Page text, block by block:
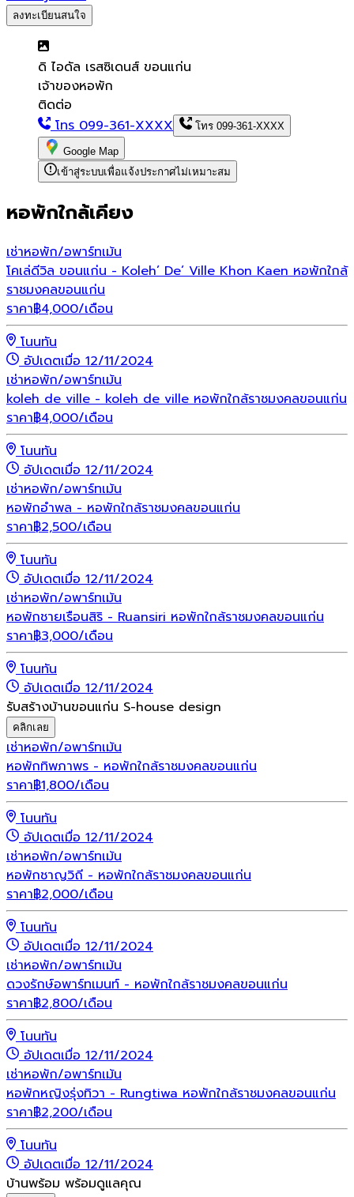
ลงทะเบียนสนใจ
ดิ ไอดัล เรสซิเดนส์ ขอนแก่น
เจ้าของหอพัก
ติดต่อ
โทร099-361-XXXX โทร 099-361-XXXX
Google Map
เข้าสู่ระบบเพื่อแจ้งประกาศไม่เหมาะสม
หอพักใกล้เคียง
เช่าหอพัก/อพาร์ทเม้น
โคเล่ดีวิล ขอนแก่น - Koleh’ De’ Ville Khon Kaen หอพักใกล้
ราชมงคลขอนแก่น
ราคา฿4,000/เดือน
โนนทัน
อัปเดตเมื่อ 12/11/2024
เช่าหอพัก/อพาร์ทเม้น
koleh de ville - koleh de ville หอพักใกล้ราชมงคลขอนแก่น
ราคา฿4,000/เดือน
โนนทัน
อัปเดตเมื่อ 12/11/2024
เช่าหอพัก/อพาร์ทเม้น
หอพักอำพล - หอพักใกล้ราชมงคลขอนแก่น
ราคา฿2,500/เดือน
โนนทัน
อัปเดตเมื่อ 12/11/2024
เช่าหอพัก/อพาร์ทเม้น
หอพักชายเรือนสิริ - Ruansiri หอพักใกล้ราชมงคลขอนแก่น
ราคา฿3,000/เดือน
โนนทัน
อัปเดตเมื่อ 12/11/2024
รับสร้างบ้านขอนแก่น S-house design
คลิกเลย
เช่าหอพัก/อพาร์ทเม้น
หอพักทิพภาพร - หอพักใกล้ราชมงคลขอนแก่น
ราคา฿1,800/เดือน
โนนทัน
อัปเดตเมื่อ 12/11/2024
เช่าหอพัก/อพาร์ทเม้น
หอพักชาญวิถี - หอพักใกล้ราชมงคลขอนแก่น
ราคา฿2,000/เดือน
โนนทัน
อัปเดตเมื่อ 12/11/2024
เช่าหอพัก/อพาร์ทเม้น
ดวงรักษ์อพาร์ทเมนท์ - หอพักใกล้ราชมงคลขอนแก่น
ราคา฿2,800/เดือน
โนนทัน
อัปเดตเมื่อ 12/11/2024
เช่าหอพัก/อพาร์ทเม้น
หอพักหญิงรุ่งทิวา - Rungtiwa หอพักใกล้ราชมงคลขอนแก่น
ราคา฿2,200/เดือน
โนนทัน
อัปเดตเมื่อ 12/11/2024
บ้านพร้อม พร้อมดูแลคุณ